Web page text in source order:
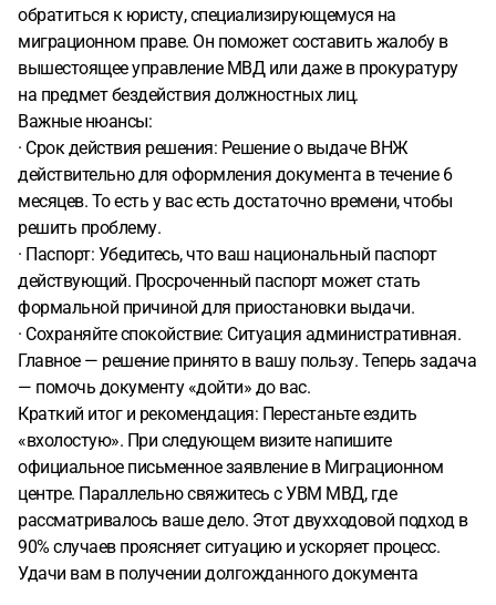
обратиться к юристу, специализирующемуся на
миграционном праве. Он поможет составить жалобу в
вышестоящее управление МВД или даже в прокуратуру
на предмет бездействия должностных лиц.
Важные нюансы:
· Срок действия решения: Решение о выдаче ВНЖ
действительно для оформления документа в течение 6
месяцев. То есть у вас есть достаточно времени, чтобы
решить проблему.
· Паспорт: Убедитесь, что ваш национальный паспорт
действующий. Просроченный паспорт может стать
формальной причиной для приостановки выдачи.
· Сохраняйте спокойствие: Ситуация административная.
Главное — решение принято в вашу пользу. Теперь задача
— помочь документу «дойти» до вас.
Краткий итог и рекомендация: Перестаньте ездить
«вхолостую». При следующем визите напишите
официальное письменное заявление в Миграционном
центре. Параллельно свяжитесь с УВМ МВД, где
рассматривалось ваше дело. Этот двухходовой подход в
90% случаев проясняет ситуацию и ускоряет процесс.
Удачи вам в получении долгожданного документа